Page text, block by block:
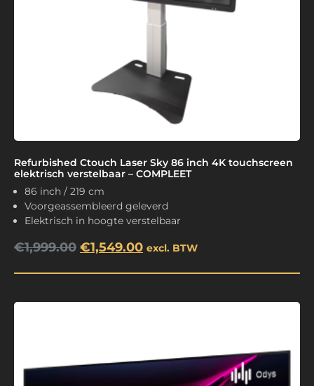
Refurbished Ctouch Laser Sky 86 inch 4K touchscreen
elektrisch verstelbaar – COMPLEET
86 inch / 219 cm
Voorgeassembleerd geleverd
Elektrisch in hoogte verstelbaar
€1,999.00 €1,549.00 excl. BTW